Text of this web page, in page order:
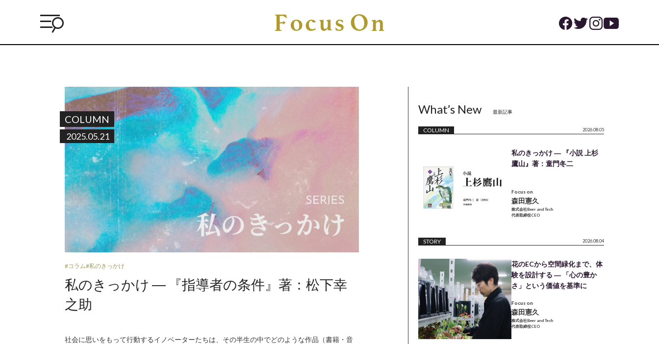
COLUMN
2025.05.21
#コラム#私のきっかけ
私のきっかけ ― 『指導者の条件』著：松下幸
之助
社会に思いをもって行動するイノベーターたちは、その半生の中でどのような作品（書籍・音
What’s New 最新記事
COLUMN 2026.08.05
私のきっかけ ― 『小説 上杉
鷹山』著：童門冬二
Focus on
森田憲久
株式会社Beer and Tech
代表取締役CEO
STORY 2026.08.04
花のECから空間緑化まで、体
験を設計する ― 「心の豊か
さ」という価値を基準に
Focus on
森田憲久
株式会社Beer and Tech
代表取締役CEO